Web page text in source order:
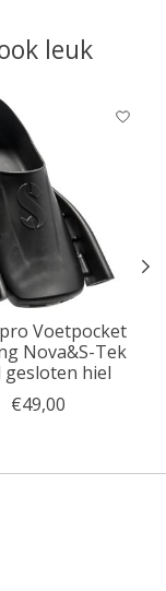
leuk
Voetpocket
Nova&S-Tek
gesloten hiel
€49,00